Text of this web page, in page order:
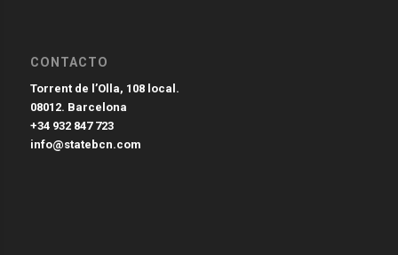
CONTACTO
Torrent de l’Olla, 108 local.
08012. Barcelona
+34 932 847 723
info@statebcn.com